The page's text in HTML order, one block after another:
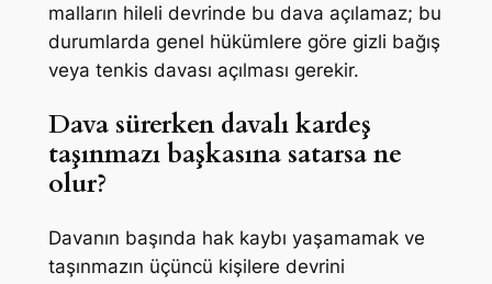
malların hileli devrinde bu dava açılamaz; bu
durumlarda genel hükümlere göre gizli bağış
veya tenkis davası açılması gerekir.
Dava sürerken davalı kardeş
taşınmazı başkasına satarsa ne
olur?
Davanın başında hak kaybı yaşamamak ve
taşınmazın üçüncü kişilere devrini